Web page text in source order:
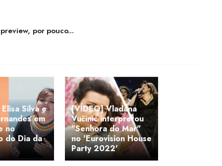
por pouco...
Silva e
em
no
do Dia da
[VÍDEO] Vladana
Vučinić interpretou
"Senhora do Mar"
no 'Eurovision House
Party 2022'